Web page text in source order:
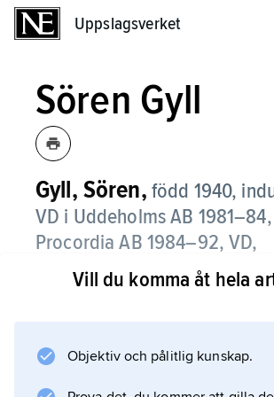
Uppslagsverket
Sören Gyll
Gyll, Sören, född 1940,
VD i Uddeholms AB
Procordia AB 1984–92, VD,
koncernchef i AB Volvo
ordförande i Svenskt
Gyll kom till Volvo i samband med
Vill du komma åt hela
Objektiv och pålitlig kunskap.